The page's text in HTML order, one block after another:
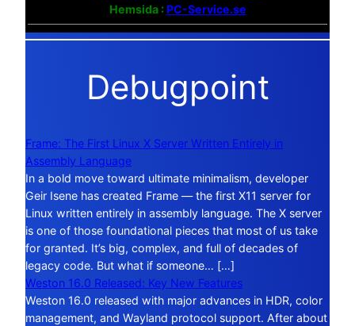
Hemsida :PC-Service.se
Debugpoint
Frame: The First Linux X Server Written Entirely in
Assembly Language
In a bold move toward ultimate minimalism, developer
Geir Isene has created Frame — the first X11 server for
Linux written entirely in assembly language. The X server
is one of those foundational pieces that most of us take
for granted. It’s big, complex, and full of decades of
legacy code. But what if someone… […]
Weston 16.0 Released: Key New Features
Weston 16.0 released with major advances in HDR, color
management, and Wayland protocol support. After about